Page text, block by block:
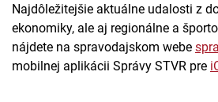
Najdôležitejšie aktuálne udalosti z
ekonomiky, ale aj regionálne a
nájdete na spravodajskom webe
mobilnej aplikácii Správy STVR pre